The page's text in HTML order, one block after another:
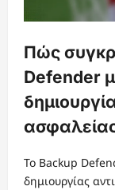
Πώς
Defender
Το Backup
δημιουργίας